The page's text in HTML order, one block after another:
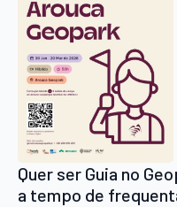
Quer ser Guia no
a tempo de